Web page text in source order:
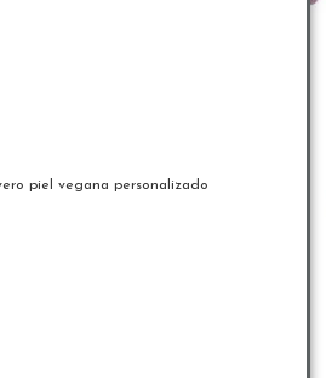
piel vegana personalizado